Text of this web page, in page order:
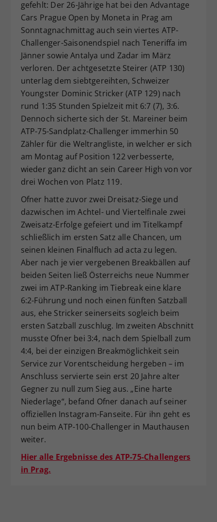
gefehlt: Der 26-Jährige hat bei den Advantage
Cars Prague Open by Moneta in Prag am
Sonntagnachmittag auch sein viertes ATP-
Challenger-Saisonendspiel nach Teneriffa im
Jänner sowie Antalya und Zadar im März
verloren. Der achtgesetzte Steirer (ATP 130)
unterlag dem siebtgereihten, Schweizer
Youngster Dominic Stricker (ATP 129) nach
rund 1:35 Stunden Spielzeit mit 6:7 (7), 3:6.
Dennoch sicherte sich der St. Mareiner beim
ATP-75-Sandplatz-Challenger immerhin 50
Zähler für die Weltrangliste, in welcher er sich
am Montag auf Position 122 verbesserte,
wieder ganz dicht an sein Career High von vor
drei Wochen von Platz 119.
Ofner hatte zuvor zwei Dreisatz-Siege und
dazwischen im Achtel- und Viertelfinale zwei
Zweisatz-Erfolge gefeiert und im Titelkampf
schließlich im ersten Satz alle Chancen, um
seinen kleinen Finalfluch ad acta zu legen.
Aber nach je vier vergebenen Breakbällen auf
beiden Seiten ließ Österreichs neue Nummer
zwei im ATP-Ranking im Tiebreak eine klare
6:2-Führung und noch einen fünften Satzball
aus, ehe Stricker seinerseits sogleich beim
ersten Satzball zuschlug. Im zweiten Abschnitt
musste Ofner bei 3:4, nach dem Spielball zum
4:4, bei der einzigen Breakmöglichkeit sein
Service zur Vorentscheidung hergeben – im
Anschluss servierte sein erst 20 Jahre alter
Gegner zu null zum Sieg aus. „Eine harte
Niederlage“, befand Ofner danach auf seiner
offiziellen Instagram-Fanseite. Für ihn geht es
nun beim ATP-100-Challenger in Mauthausen
weiter.
Hier alle Ergebnisse des ATP-75-Challengers
in Prag.
Zweck
Dieser Wert speichert Ihre Consent-
Einstellungen. Unter anderem eine
zufällig generierte ID, für die
historische Speicherung Ihrer
vorgenommen Einstellungen, falls der
Webseiten-Betreiber dies eingestellt
hat.